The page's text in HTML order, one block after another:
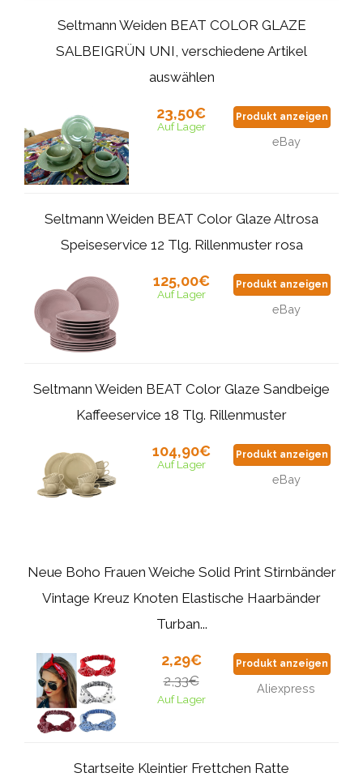
Seltmann Weiden BEAT COLOR GLAZE
SALBEIGRÜN UNI, verschiedene Artikel
auswählen
23,50€
Auf Lager
Produkt anzeigen
eBay
Seltmann Weiden BEAT Color Glaze Altrosa
Speiseservice 12 Tlg. Rillenmuster rosa
125,00€
Auf Lager
Produkt anzeigen
eBay
Seltmann Weiden BEAT Color Glaze Sandbeige
Kaffeeservice 18 Tlg. Rillenmuster
104,90€
Auf Lager
Produkt anzeigen
eBay
Neue Boho Frauen Weiche Solid Print Stirnbänder
Vintage Kreuz Knoten Elastische Haarbänder
Turban...
2,29€
2,33€
Auf Lager
Produkt anzeigen
Aliexpress
Startseite Kleintier Frettchen Ratte